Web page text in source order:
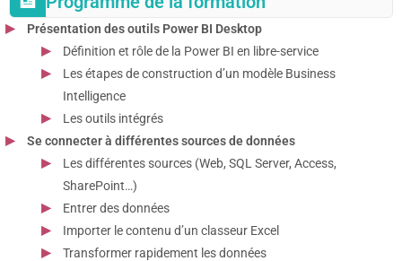
Présentation des outils Power BI Desktop
Définition et rôle de la Power BI en libre-service
Les étapes de construction d’un modèle Business
Intelligence
Les outils intégrés
Se connecter à différentes sources de données
Les différentes sources (Web, SQL Server, Access,
SharePoint…)
Entrer des données
Importer le contenu d’un classeur Excel
Transformer rapidement les données